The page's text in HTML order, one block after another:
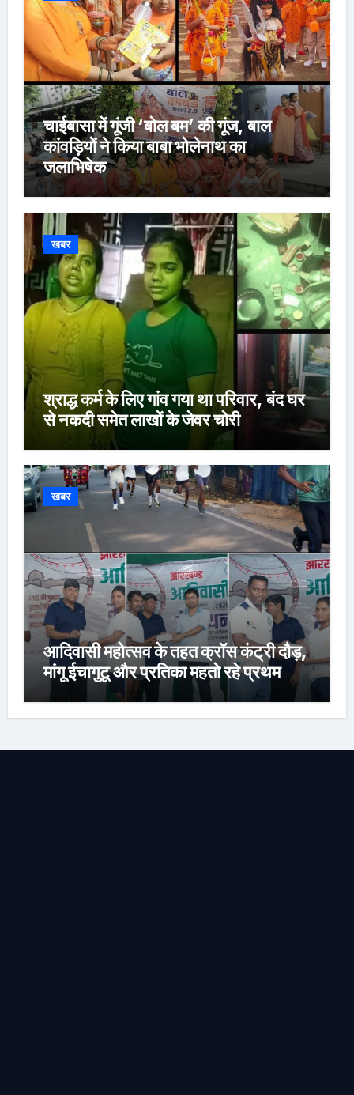
चाईबासा में गूंजी ‘बोल बम’ की गूंज, बाल
कांवड़ियों ने किया बाबा भोलेनाथ का
जलाभिषेक
खबर
श्राद्ध कर्म के लिए गांव गया था परिवार, बंद घर
से नकदी समेत लाखों के जेवर चोरी
खबर
आदिवासी महोत्सव के तहत क्रॉस कंट्री दौड़,
मांगू ईचागुटू और प्रतिका महतो रहे प्रथम